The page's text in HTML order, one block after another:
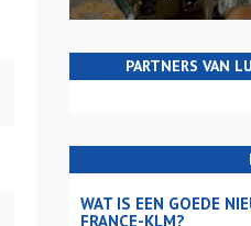
PARTNERS VAN
WAT IS EEN GOEDE
FRANCE-KLM?